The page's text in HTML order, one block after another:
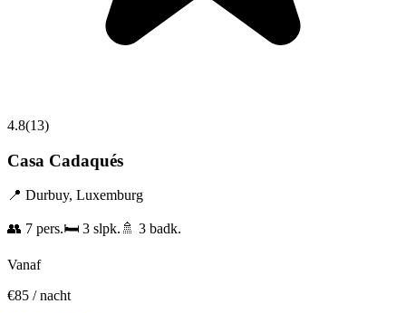
4.8(13)
Casa Cadaqués
📍 Durbuy, Luxemburg
👥 7 pers.🛏️ 3 slpk. 🚿 3 badk.
Vanaf
€85 / nacht